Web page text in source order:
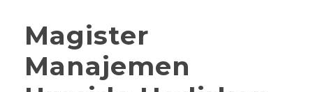
Magister
Manajemen